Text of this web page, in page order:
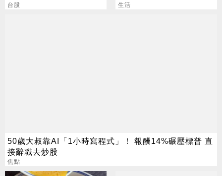
了嗎？
台股 生活
50歲大叔靠AI「1小時寫程式」！ 報酬14%碾壓標普 直
接辭職去炒股
焦點